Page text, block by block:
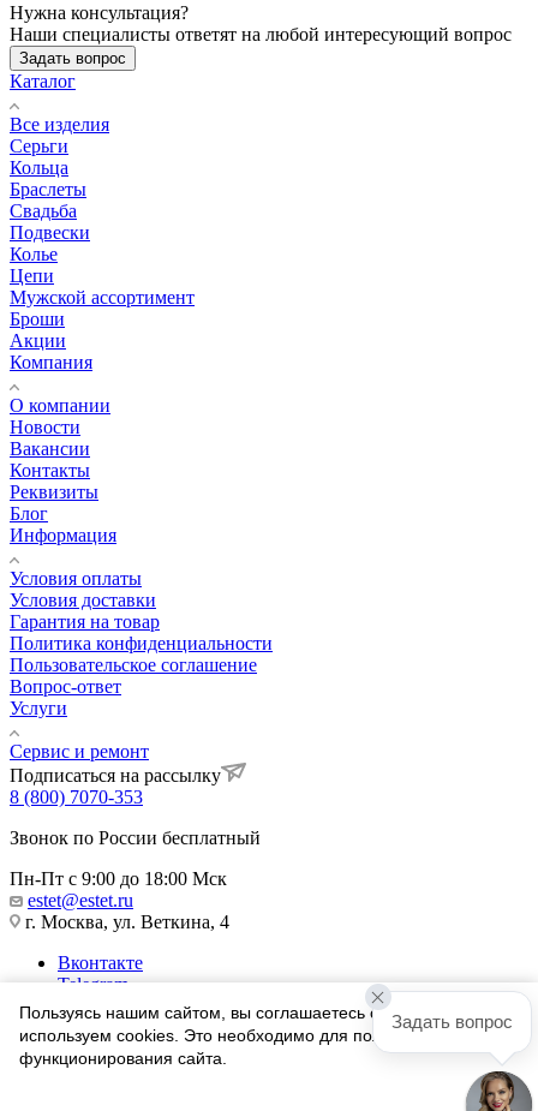
Нужна консультация?
Наши специалисты ответят на любой интересующий вопрос
Задать вопрос
Каталог
Все изделия
Серьги
Кольца
Браслеты
Свадьба
Подвески
Колье
Цепи
Мужской ассортимент
Броши
Акции
Компания
О компании
Новости
Вакансии
Контакты
Реквизиты
Блог
Информация
Условия оплаты
Условия доставки
Гарантия на товар
Политика конфиденциальности
Пользовательское соглашение
Вопрос-ответ
Услуги
Сервис и ремонт
Подписаться на рассылку
8 (800) 7070-353
Звонок по России бесплатный
Пн-Пт с 9:00 до 18:00 Мск
estet@estet.ru
г. Москва, ул. Веткина, 4
Вконтакте
Telegram
Одноклассники
WhatsApp
1991-2026 © Ювелирный Дом ЭСТЕТ
Пользуясь нашим сайтом, вы соглашаетесь с тем, что мы
используем cookies. Это необходимо для полноценного
функционирования сайта.
Задать вопрос